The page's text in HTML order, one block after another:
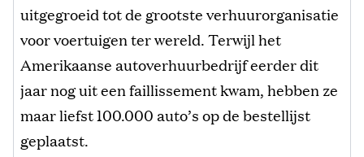
uitgegroeid tot de grootste verhuurorganisatie
voor voertuigen ter wereld. Terwijl het
Amerikaanse autoverhuurbedrijf eerder dit
jaar nog uit een faillissement kwam, hebben ze
maar liefst 100.000 auto’s op de bestellijst
geplaatst.